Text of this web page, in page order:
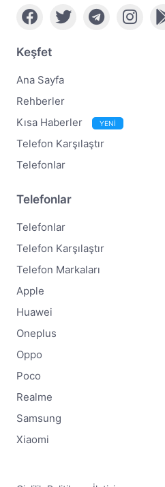
Keşfet
Ana Sayfa
Rehberler
Kısa Haberler
YENİ
Telefon Karşılaştır
Telefonlar
Telefonlar
Telefonlar
Telefon Karşılaştır
Telefon Markaları
Apple
Huawei
Oneplus
Oppo
Poco
Realme
Samsung
Xiaomi